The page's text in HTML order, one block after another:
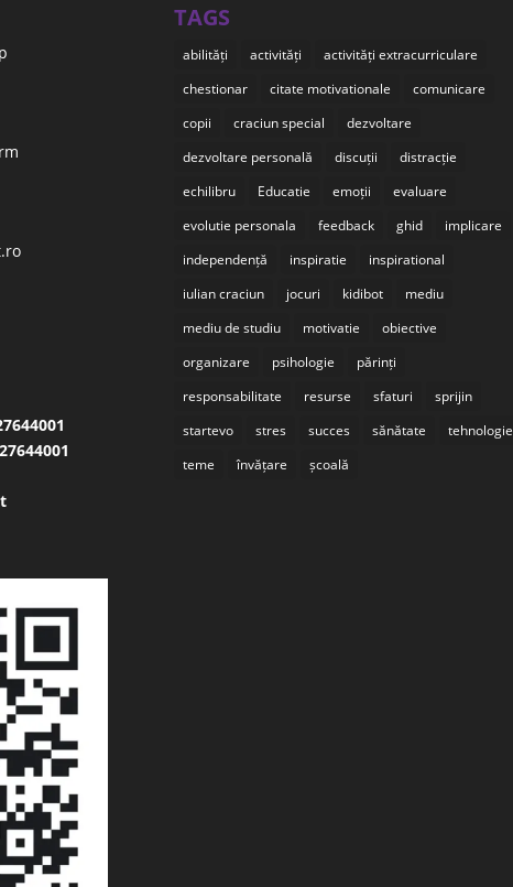
TAGS
abilități activități
activități extracurriculare
chestionar
citate motivationale
comunicare
copii
craciun special
dezvoltare
dezvoltare personală
discuții
distracție
echilibru
Educatie emoții
evaluare
evolutie personala
feedback ghid
implicare
independență
inspiratie
inspirational
iulian craciun
jocuri kidibot
mediu
mediu de studiu
motivatie
obiective
organizare
psihologie
părinți
responsabilitate
resurse sfaturi
sprijin
startevo
stres succes sănătate
tehnologie
teme
învățare școală